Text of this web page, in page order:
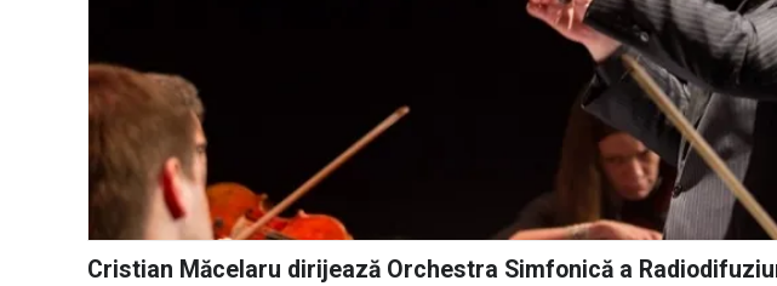
Cristian Măcelaru dirijează Orchestra Simfonică a